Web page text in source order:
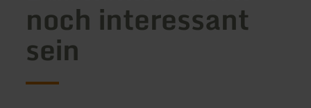
noch interessant
sein